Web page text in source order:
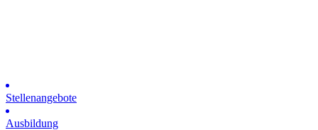
Stellenangebote
Ausbildung